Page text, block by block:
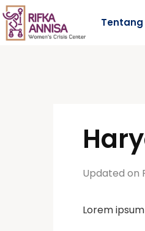
Tentang
Updated on
Lorem